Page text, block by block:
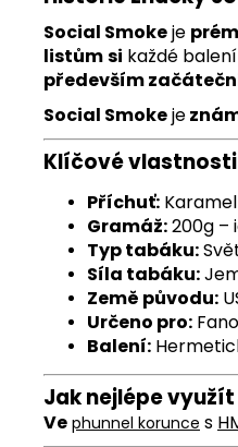
Social Smokeje
listůmsi každé balení
především
Social Smokeje
Klíčové
Příchuť:
Gramáž:200g –
Typ tabáku:
Síla tabáku:
Země původu:
Určeno pro:
Balení:
Jak nejlépe využít
Ve phunnel korunce s